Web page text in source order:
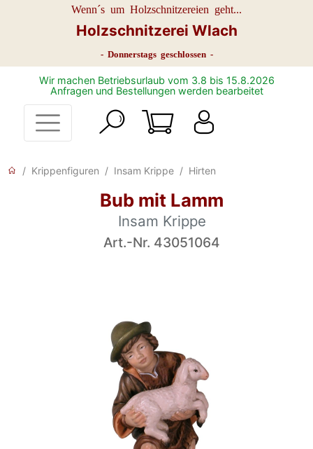
Wenn´s um Holzschnitzereien geht...
Holzschnitzerei Wlach
- Donnerstags geschlossen -
Wir machen Betriebsurlaub vom 3.8 bis 15.8.2026
Anfragen und Bestellungen werden bearbeitet
Krippenfiguren Insam Krippe Hirten
Bub mit Lamm
Insam Krippe
Art.-Nr. 43051064